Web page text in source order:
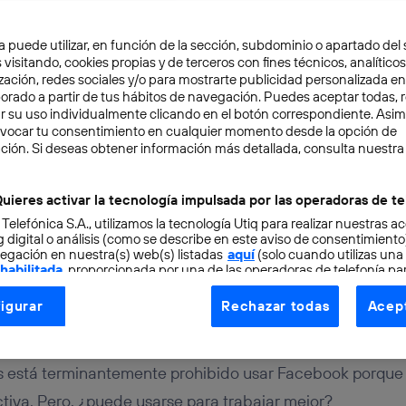
4 min
Facebook una
está terminantemente prohibido usar Facebook
Pero, ¿puede usarse para trabajar mejor?
puede utilizar, en función de la sección, subdominio o apartado del
visitando, cookies propias y de terceros con fines técnicos,
redes sociales y/o para mostrarte publicidad personalizada
a partir de tus hábitos de navegación. Puedes aceptar todas,
su uso individualmente clicando en el botón correspondiente.
tu consentimiento en cualquier momento desde la opción de
Si deseas obtener información más detallada, consulta nuestra
activar la tecnología impulsada por las operadoras de
S.A., utilizamos la tecnología Utiq para realizar nuestras
digital o análisis (como se describe en este aviso de
en nuestra(s) web(s) listadas aquí(solo cuando utilizas una
, proporcionada por una de las operadoras de telefonía
consentimiento en cada página web).
Utiq está diseñada con la privacidad como prioridad
dirección IP y otra información de la cuenta de cliente de
la conexión que utilizas (p. ej., número de teléfono móvil).
Rechazar todas